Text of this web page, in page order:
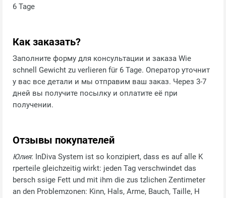
6 Tage
Как заказать?
Заполните форму для консультации и заказа Wie
schnell Gewicht zu verlieren für 6 Tage. Оператор уточнит
у вас все детали и мы отправим ваш заказ. Через 3-7
дней вы получите посылку и оплатите её при
получении.
Отзывы покупателей
Юлия: InDiva System ist so konzipiert, dass es auf alle K
rperteile gleichzeitig wirkt: jeden Tag verschwindet das
bersch ssige Fett und mit ihm die zus tzlichen Zentimeter
an den Problemzonen: Kinn, Hals, Arme, Bauch, Taille, H